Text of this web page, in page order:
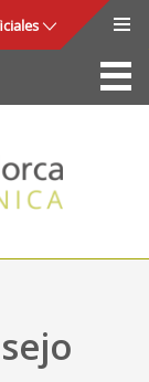
La Sede
de Mallorca
y seguridad
Utilidades
Mapa web